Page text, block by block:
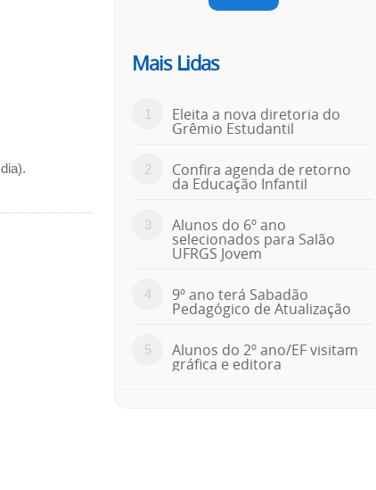
Mais Lidas
1 Eleita a nova diretoria do
Grêmio Estudantil
2 Confira agenda de retorno
da Educação Infantil
3 Alunos do 6º ano
selecionados para Salão
UFRGS Jovem
4 9º ano terá Sabadão
Pedagógico de Atualização
5 Alunos do 2º ano/EF visitam
gráfica e editora